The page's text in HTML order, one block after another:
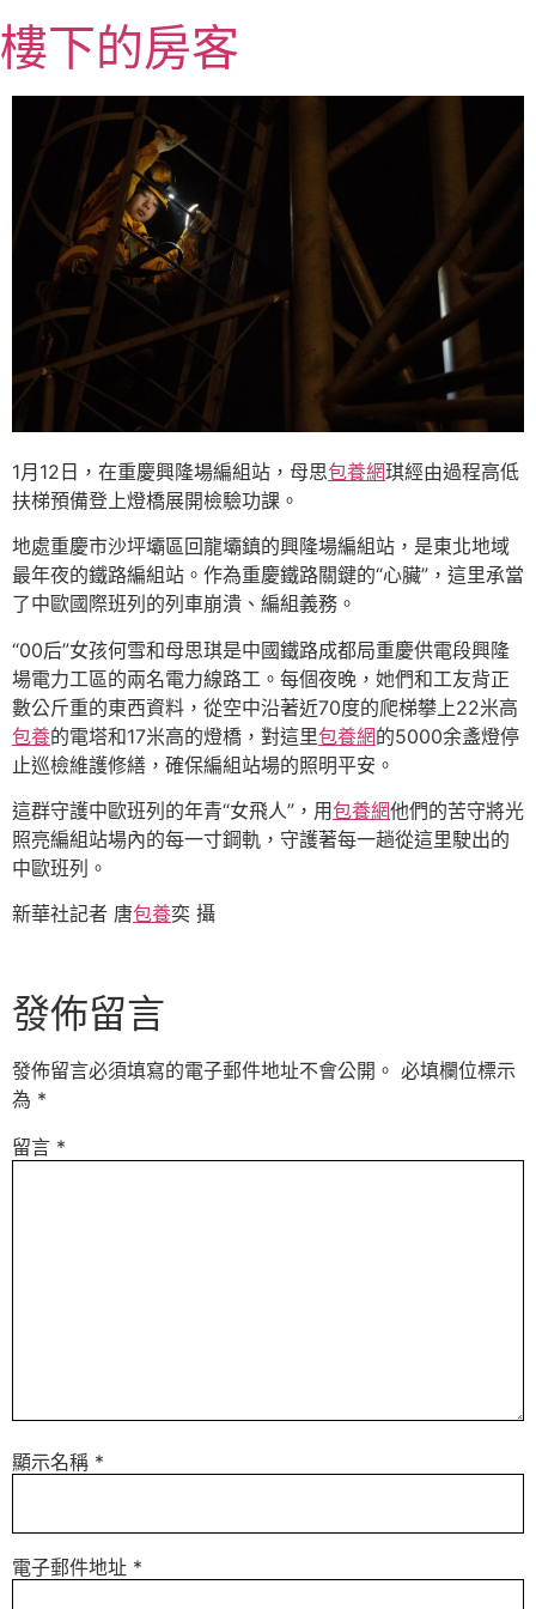
至
主
要
樓下的房客
1月12日，在重慶興隆場編組站，母思包養網琪經由過程高低
扶梯預備登上燈橋展開檢驗功課。
地處重慶市沙坪壩區回龍壩鎮的興隆場編組站，是東北地域
最年夜的鐵路編組站。作為重慶鐵路關鍵的“心臟”，這里承當
了中歐國際班列的列車崩潰、編組義務。
“00后”女孩何雪和母思琪是中國鐵路成都局重慶供電段興隆
場電力工區的兩名電力線路工。每個夜晚，她們和工友背正
數公斤重的東西資料，從空中沿著近70度的爬梯攀上22米高
包養的電塔和17米高的燈橋，對這里包養網的5000余盞燈停
止巡檢維護修繕，確保編組站場的照明平安。
這群守護中歐班列的年青“女飛人”，用包養網他們的苦守將光
照亮編組站場內的每一寸鋼軌，守護著每一趟從這里駛出的
中歐班列。
新華社記者 唐包養奕 攝
發佈留言
發佈留言必須填寫的電子郵件地址不會公開。 必填欄位標示
為 *
留言 *
顯示名稱 *
電子郵件地址 *